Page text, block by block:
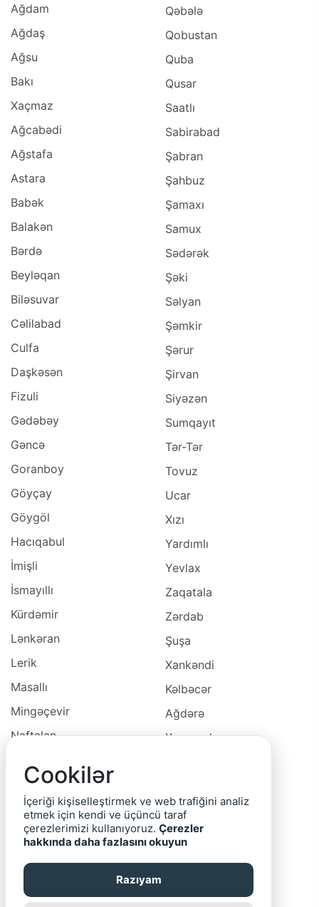
Ağdam
Ağdaş
Ağsu
Bakı
Xaçmaz
Ağcabədi
Ağstafa
Astara
Babək
Balakən
Bərdə
Beyləqan
Biləsuvar
Cəlilabad
Culfa
Daşkəsən
Fizuli
Gədəbəy
Gəncə
Goranboy
Göyçay
Göygöl
Hacıqabul
İmişli
İsmayıllı
Kürdəmir
Lənkəran
Lerik
Masallı
Mingəçevir
Naftalan
Neftçala
Oğuz
Ordubad
Qəbələ
Qobustan
Quba
Qusar
Saatlı
Sabirabad
Şabran
Şahbuz
Şamaxı
Samux
Sədərək
Şəki
Səlyan
Şəmkir
Şərur
Şirvan
Siyəzən
Sumqayıt
Tər-Tər
Tovuz
Ucar
Xızı
Yardımlı
Yevlax
Zaqatala
Zərdab
Şuşa
Xankəndi
Kəlbəcər
Ağdərə
Xocavəd
Cəbrayıl
Qubadlı
Cookilər
İçeriği kişiselleştirmek ve web trafiğini analiz
etmek için kendi ve üçüncü taraf
çerezlerimizi kullanıyoruz. Çerezler
hakkında daha fazlasını okuyun
Razıyam